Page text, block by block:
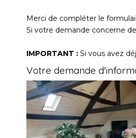
Merci de compléter le
Si votre demande concerne
IMPORTANT : Si vous avez
Votre demande